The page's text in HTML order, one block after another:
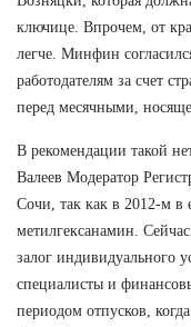
ключице. Впрочем, от
легче. Минфин
работодателям за счет
перед месячными,
В рекомендации такой
Валеев Модератор
Сочи, так как в 2012-м в
метилгексанамин.
залог индивидуального
специалисты и
периодом отпусков,